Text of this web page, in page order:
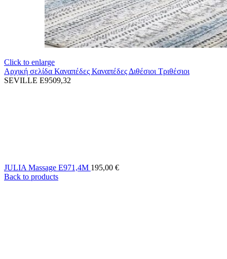
Click to enlarge
Αρχική σελίδα Καναπέδες Καναπέδες Διθέσιοι Τριθέσιοι
SEVILLE E9509,32
JULIA Massage E971,4M 195,00 €
Back to products